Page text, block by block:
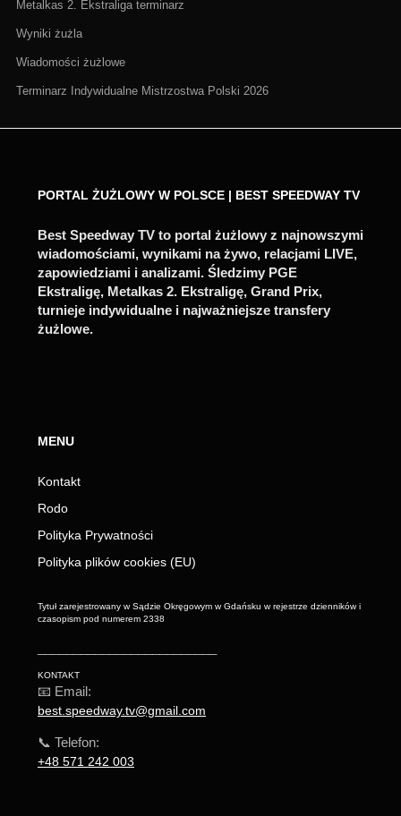
Metalkas 2. Ekstraliga terminarz
Wyniki żużla
Wiadomości żużlowe
Terminarz Indywidualne Mistrzostwa Polski 2026
PORTAL ŻUŻLOWY W POLSCE | BEST SPEEDWAY TV
Best Speedway TV to portal żużlowy z najnowszymi
wiadomościami, wynikami na żywo, relacjami LIVE,
zapowiedziami i analizami. Śledzimy PGE
Ekstraligę, Metalkas 2. Ekstraligę, Grand Prix,
turnieje indywidualne i najważniejsze transfery
żużlowe.
MENU
Kontakt
Rodo
Polityka Prywatności
Polityka plików cookies (EU)
Tytuł zarejestrowany w Sądzie Okręgowym w Gdańsku w rejestrze dzienników i
czasopism pod numerem 2338
KONTAKT
📧 Email:
best.speedway.tv@gmail.com
📞 Telefon:
+48 571 242 003